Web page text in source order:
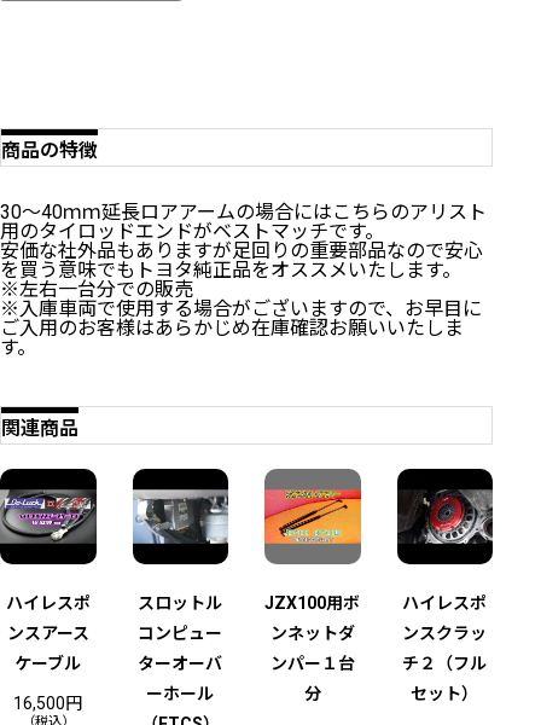
商品の特徴
30～40ｍｍ延長ロアアームの場合にはこちらのアリスト
用のタイロッドエンドがベストマッチです。
安価な社外品もありますが足回りの重要部品なので安心
を買う意味でもトヨタ純正品をオススメいたします。
※左右一台分での販売
※入庫車両で使用する場合がございますので、お早目に
ご入用のお客様はあらかじめ在庫確認お願いいたしま
す。
関連商品
ハイレスポ
ンスアース
ケーブル
16,500円
スロットル
コンピュー
ターオーバ
ーホール
JZX100用ボ
ンネットダ
ンパー１台
分
ハイレスポ
ンスクラッ
チ２（フル
セット）